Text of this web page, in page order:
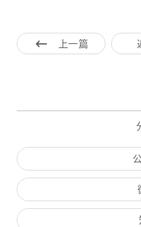
上一篇